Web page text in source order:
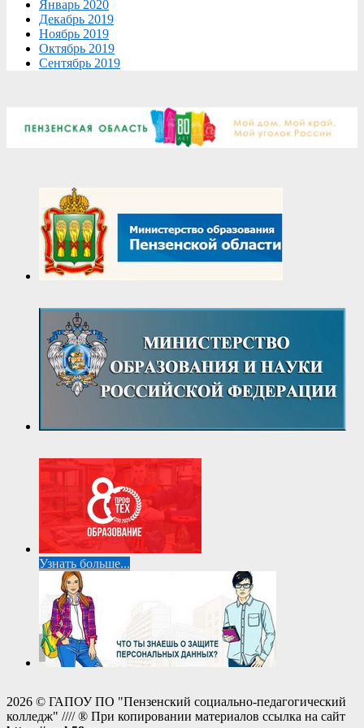
Январь 2020
Декабрь 2019
Ноябрь 2019
Октябрь 2019
Сентябрь 2019
Узнать больше...
2026 © ГАПОУ ПО "Пензенский социально-педагогический
колледж" //// ® При копировании материалов ссылка на сайт